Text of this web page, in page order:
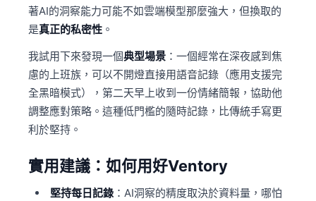
著AI的洞察能力可能不如雲端模型那麼強大，但換取的
是真正的私密性 。
我試用下來發現一個典型場景 ：一個經常在深夜感到焦
慮的上班族，可以不開燈直接用語音記錄（應用支援完
全黑暗模式），第二天早上收到一份情緒簡報，協助他
調整應對策略。這種低門檻的隨時記錄，比傳統手寫更
利於堅持。
實用建議：如何用好Ventory
堅持每日記錄：AI洞察的精度取決於資料量，哪怕